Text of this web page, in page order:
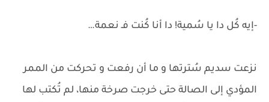
-إيه كُل دا يا سُمية! دا أنا كُنت فـ نعمة…
نزعت سديم سُترتها و ما أن رفعت و تحركت من الممر
المؤدي إلى الصالة حتى خرجت صرخة منها، لم تُكتب لها